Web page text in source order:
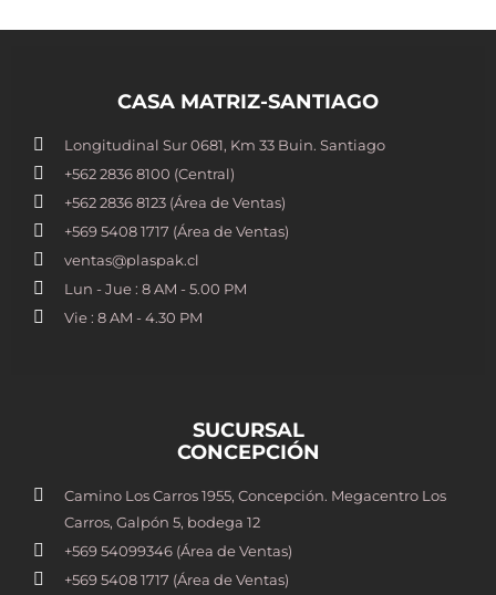
CASA MATRIZ-SANTIAGO
Longitudinal Sur 0681, Km 33 Buin. Santiago
+562 2836 8100​ (Central)
+562 2836 8123 (Área de Ventas)
+569 5408 1717 (Área de Ventas)
ventas@plaspak.cl
Lun - Jue : 8 AM - 5.00 PM
Vie : 8 AM - 4.30 PM
SUCURSAL
CONCEPCIÓN
Camino Los Carros 1955, Concepción. Megacentro Los
Carros, Galpón 5, bodega 12
+569 54099346 (Área de Ventas)
+569 5408 1717 (Área de Ventas)